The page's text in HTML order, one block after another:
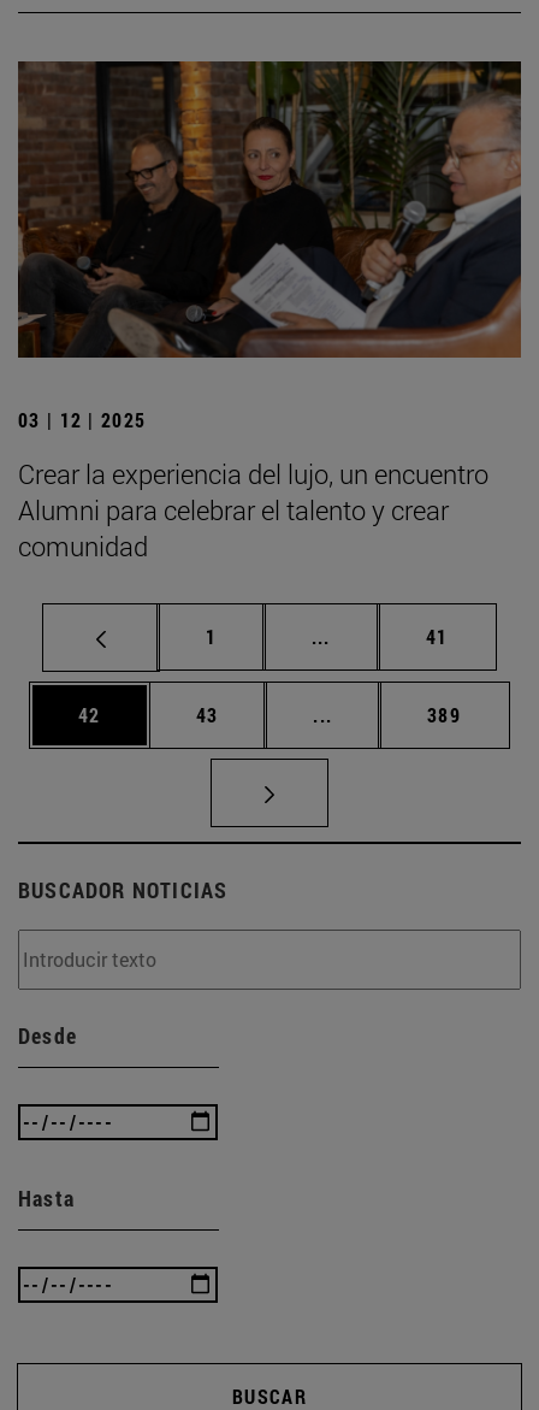
03 | 12 | 2025
Crear la experiencia del lujo, un encuentro
Alumni para celebrar el talento y crear
comunidad
Página
1 ... Páginas intermedias
Página
41
Página
42 Página
43 ... Páginas intermedias
Página
389
BUSCADOR NOTICIAS
Desde
Hasta
BUSCAR